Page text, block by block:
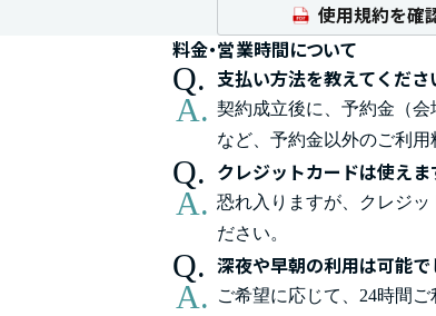
使用規約を確
料金・営業時間について
支払い方法を教えてくださ
契約成立後に、予約金（
など、予約金以外のご利
クレジットカードは使えま
恐れ入りますが、クレジ
ださい。
深夜や早朝の利用は可能で
ご希望に応じて、24時間